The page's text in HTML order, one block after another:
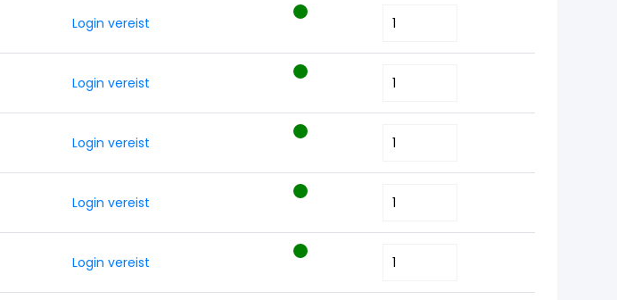
Login vereist
Login vereist
Login vereist
Login vereist
Login vereist